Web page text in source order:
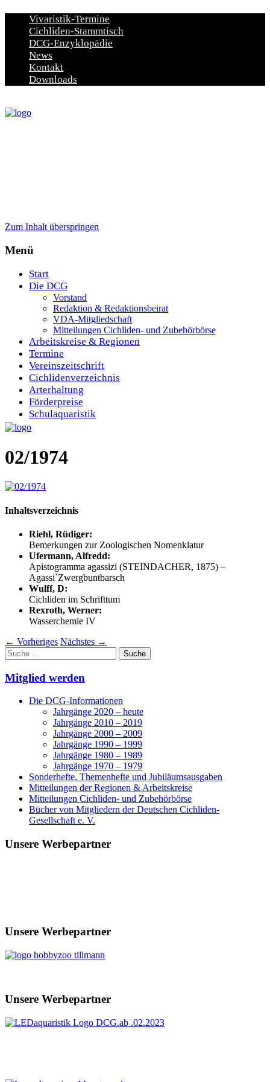
Vivaristik-Termine
Cichliden-Stammtisch
DCG-Enzyklopädie
News
Kontakt
Downloads
Zum Inhalt überspringen
Menü
Start
Die DCG
Vorstand
Redaktion & Redaktionsbeirat
VDA-Mitgliedschaft
Mitteilungen Cichliden- und Zubehörbörse
Arbeitskreise & Regionen
Termine
Vereinszeitschrift
Cichlidenverzeichnis
Arterhaltung
Förderpreise
Schulaquaristik
02/1974
Inhaltsverzeichnis
Riehl, Rüdiger:
Bemerkungen zur Zoologischen Nomenklatur
Ufermann, Alfredd:
Apistogramma agassizi (STEINDACHER, 1875) –
Agassi`Zwergbuntbarsch
Wulff, D:
Cichliden im Schrifttum
Rexroth, Werner:
Wasserchemie IV
← Vorheriges Nächstes →
Suche
nach:
Mitglied werden
Die DCG-Informationen
Jahrgänge 2020 – heute
Jahrgänge 2010 – 2019
Jahrgänge 2000 – 2009
Jahrgänge 1990 – 1999
Jahrgänge 1980 – 1989
Jahrgänge 1970 – 1979
Sonderhefte, Themenhefte und Jubiläumsausgaben
Mitteilungen der Regionen & Arbeitskreise
Mitteilungen Cichliden- und Zubehörbörse
Bücher von Mitgliedern der Deutschen Cichliden-
Gesellschaft e. V.
Unsere Werbepartner
Unsere Werbepartner
Unsere Werbepartner